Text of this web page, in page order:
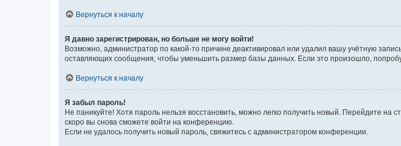
Вернуться к началу
Я давно зарегистрирован, но больше не могу войти!
Возможно, администратор по какой-то причине деактивировал или удалил вашу учётную
оставляющих сообщения, чтобы уменьшить размер базы данных. Если это произошло,
Вернуться к началу
Я забыл пароль!
Не паникуйте! Хотя пароль нельзя восстановить, можно легко получить новый. Перейдите на
скоро вы снова сможете войти на конференцию.
Если не удалось получить новый пароль, свяжитесь с администратором конференции.